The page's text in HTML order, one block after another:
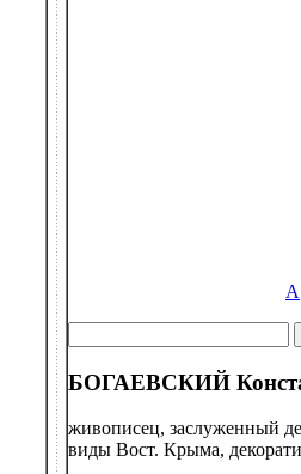
А
БОГАЕВСКИЙ
живописец, заслуженный
виды Вост. Крыма,